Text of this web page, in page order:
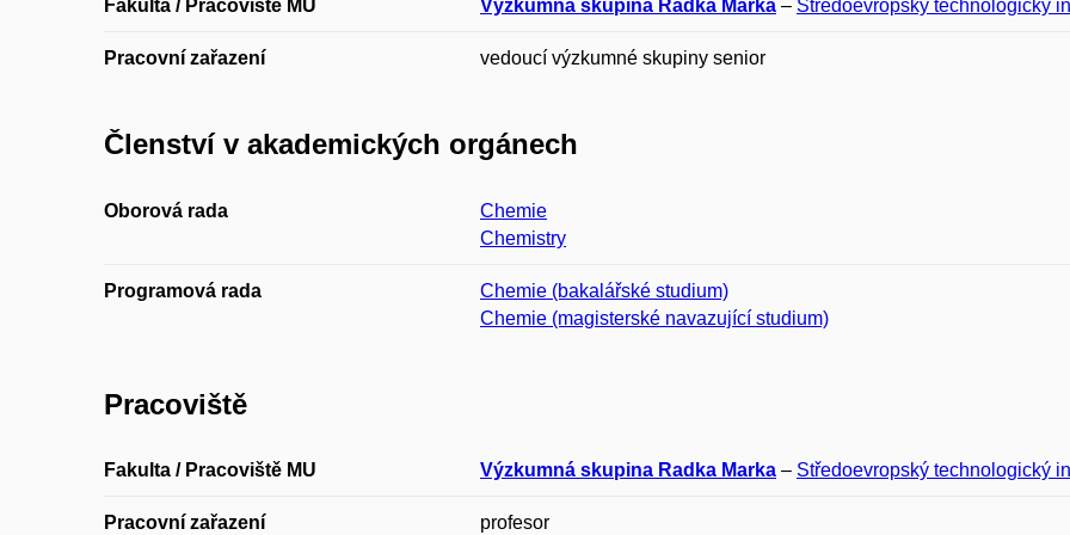
Fakulta / Pracoviště MU Výzkumná skupina Radka Marka – Středoevropský technologický
Pracovní zařazení vedoucí výzkumné skupiny senior
Členství v akademických orgánech
Oborová rada
Chemie
Chemistry
Programová rada
Chemie (bakalářské studium)
Chemie (magisterské navazující studium)
Pracoviště
Fakulta / Pracoviště MU Výzkumná skupina Radka Marka – Středoevropský technologický
Pracovní zařazení profesor